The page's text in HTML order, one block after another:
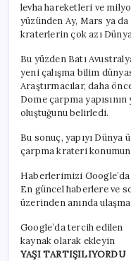
levha hareketleri ve
yüzünden Ay, Mars ya
kraterlerin çok azı
Bu yüzden Batı
yeni çalışma bilim
Araştırmacılar, daha
Dome çarpma
oluştuğunu belirledi.
Bu sonuç, yapıyı Dünya
çarpma krateri
Haberlerimizi
En güncel haberlere ve
üzerinden anında
Google’da tercih edilen
kaynak olarak ekleyin
YAŞI TARTIŞILIYORDU